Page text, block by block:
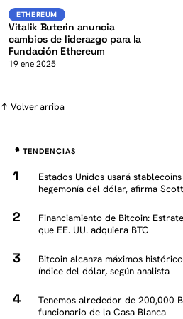
ETHEREUM
ETHEREUM
Vitalik Buterin anuncia
cambios de liderazgo para la
Fundación Ethereum
19 ene 2025
↑ Volver arriba
TENDENCIAS
Estados Unidos usará
hegemonía del dólar, afirma
Financiamiento de Bitcoin:
que EE. UU. adquiera BTC
Bitcoin alcanza máximos
índice del dólar, según analista
Tenemos alrededor de 200,000
funcionario de la Casa Blanca